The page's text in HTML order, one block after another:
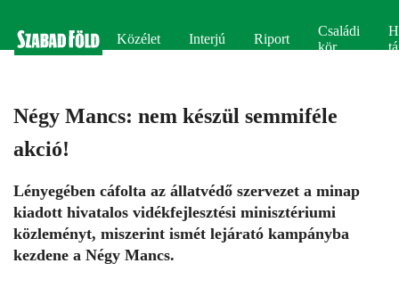
Közélet Interjú Riport
Családi
kör
Négy Mancs: nem készül semmiféle
akció!
Lényegében cáfolta az állatvédő szervezet a minap
kiadott hivatalos vidékfejlesztési minisztériumi
közleményt, miszerint ismét lejárató kampányba
kezdene a Négy Mancs.